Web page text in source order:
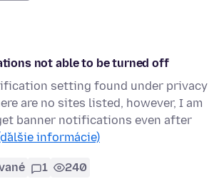
not able to be turned off
setting found under privacy
are no sites listed, however, I am
banner notifications even after
informácie)
1 240